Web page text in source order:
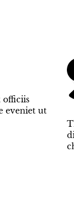
officiis
eveniet ut